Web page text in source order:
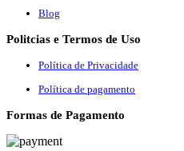
Blog
Politcias e Termos de Uso
Política de Privacidade
Política de pagamento
Formas de Pagamento